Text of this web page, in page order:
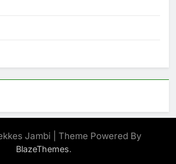
Jambi | Theme Powered By
BlazeThemes.